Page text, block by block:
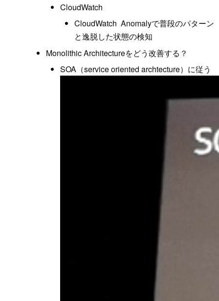
CloudWatch
CloudWatch Anomalyで普段のパターン
と逸脱した状態の検知
Monolithic Architectureをどう改善する？
SOA（service oriented archtecture）に従う